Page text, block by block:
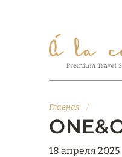
Главная /
18 апреля 2025